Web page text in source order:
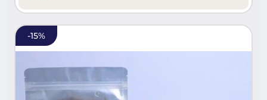
-15%